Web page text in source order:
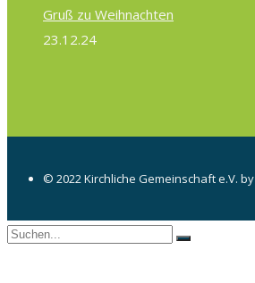
Gruß zu Weihnachten
23.12.24
© 2022 Kirchliche Gemeinschaft e.V. by